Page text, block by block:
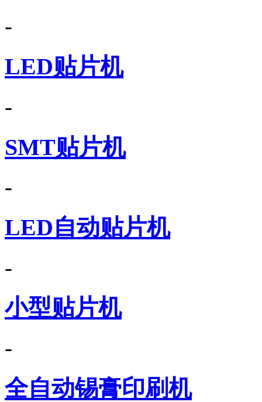
-
LED贴片机
-
SMT贴片机
-
LED自动贴片机
-
小型贴片机
-
全自动锡膏印刷机